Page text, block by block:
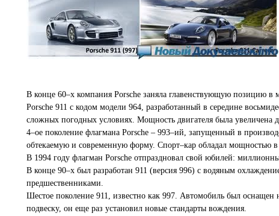
В конце 60–х компания Porsche заняла главенствующую позицию
Porsche 911 с кодом модели 964, разработанный в середине
сложных погодных условиях. Мощность двигателя была увеличена
4–ое поколение флагмана Porsche – 993–ий, запущенный в
обтекаемую и современную форму. Спорт–кар обладал мощностью
В 1994 году флагман Porsche отпраздновал свой юбилей:
В конце 90–х был разработан 911 (версия 996) с водяным
предшественниками.
Шестое поколение 911, известно как 997. Автомобиль был
подвеску, он еще раз установил новые стандарты вождения.